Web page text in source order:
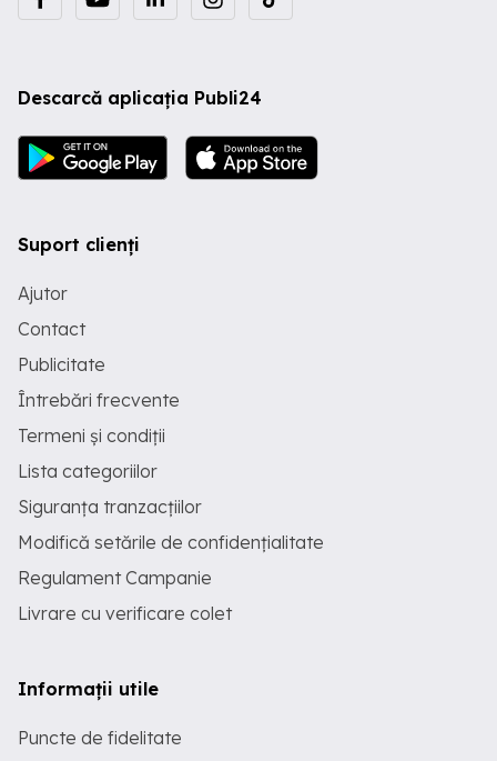
Descarcă aplicația Publi24
Suport clienți
Ajutor
Contact
Publicitate
Întrebări frecvente
Termeni și condiții
Lista categoriilor
Siguranța tranzacțiilor
Modifică setările de confidențialitate
Regulament Campanie
Livrare cu verificare colet
Informații utile
Puncte de fidelitate